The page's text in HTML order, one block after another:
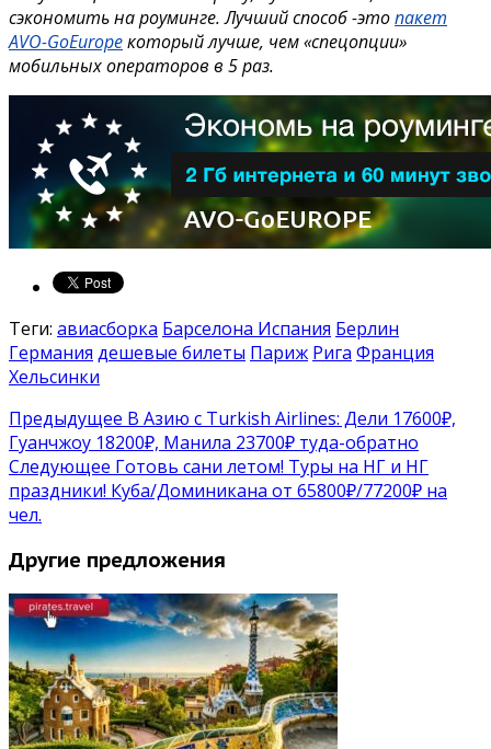
сэкономить на роуминге. Лучший способ -этопакет
AVO-GoEuropeкоторый лучше, чем «спецопции»
мобильных операторов в 5 раз.
Теги: авиасборка Барселона Испания Берлин
Германия дешевые билеты Париж Рига Франция
Хельсинки
Предыдущее В Азию с Turkish Airlines: Дели 17600₽,
Гуанчжоу 18200₽, Манила 23700₽ туда-обратно
Следующее Готовь сани летом! Туры на НГ и НГ
праздники! Куба/Доминикана от 65800₽/77200₽ на
чел.
Другие предложения